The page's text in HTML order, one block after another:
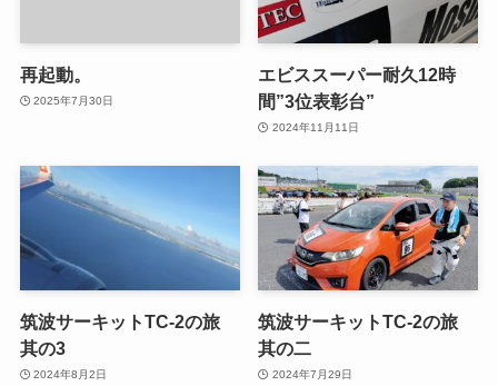
再起動。
2025年7月30日
エビススーパー耐久12時
間”3位表彰台”
2024年11月11日
筑波サーキットTC-2の旅
其の3
2024年8月2日
筑波サーキットTC-2の旅
其の二
2024年7月29日